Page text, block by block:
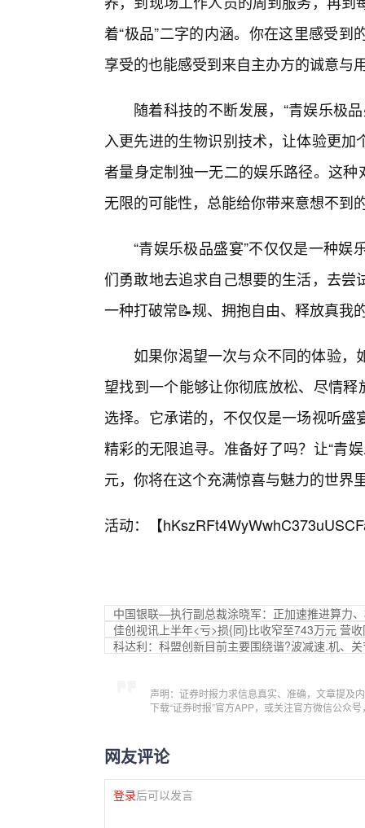
着“极品”二字的内涵。你在这里感受
享受的也能感受到来自主办方的诚意与
随着科技的不断发展，“青娱乐极
入更先进的生物识别技术，让体验更
者量身定制独一无二的娱乐路径。这
无限的可能性，总能给你带来意想不到
“青娱乐极品盛宴”不仅仅是一种
们勇敢地去追求自己想要的生活，去
一种打破常📝规、拥抱自由、释放真我
如果你渴望一次与众不同的体验，
望找到一个能够让你彻底放松、尽情
选择。它承诺的，不仅仅是一场视听
精彩的无限追寻。准备好了吗？让“青
元，你将在这个充满惊喜与魅力的世界
活动：【
中国银联—执行副总裁涂晓军：正加速推进算力
佳创视讯上半年<亏>损{同}比收窄至743万元 营
科达利：科盟创新目前主要围绕谐?波减速.机、
声明：证券时报力求信息真实、准确，文章提及
下载“证券时报”官方APP，或关注官方微信公众
网友评论
登录后可以发言